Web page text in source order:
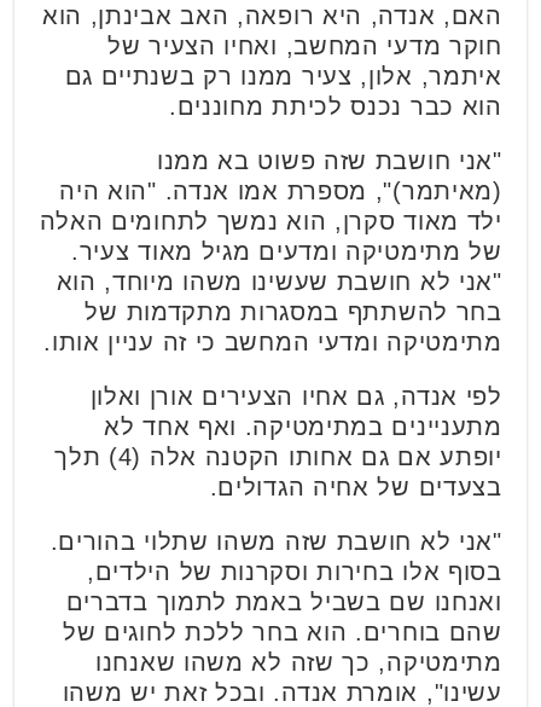
האם, אנדה, היא רופאה, האב אבינתן, הוא
חוקר מדעי המחשב, ואחיו הצעיר של
איתמר, אלון, צעיר ממנו רק בשנתיים גם
הוא כבר נכנס לכיתת מחוננים.
"אני חושבת שזה פשוט בא ממנו
(מאיתמר)", מספרת אמו אנדה. "הוא היה
ילד מאוד סקרן, הוא נמשך לתחומים האלה
של מתימטיקה ומדעים מגיל מאוד צעיר.
"אני לא חושבת שעשינו משהו מיוחד, הוא
בחר להשתתף במסגרות מתקדמות של
מתימטיקה ומדעי המחשב כי זה עניין אותו.
לפי אנדה, גם אחיו הצעירים אורן ואלון
מתעניינים במתימטיקה. ואף אחד לא
יופתע אם גם אחותו הקטנה אלה (4) תלך
בצעדים של אחיה הגדולים.
"אני לא חושבת שזה משהו שתלוי בהורים.
בסוף אלו בחירות וסקרנות של הילדים,
ואנחנו שם בשביל באמת לתמוך בדברים
שהם בוחרים. הוא בחר ללכת לחוגים של
מתימטיקה, כך שזה לא משהו שאנחנו
עשינו", אומרת אנדה. ובכל זאת יש משהו